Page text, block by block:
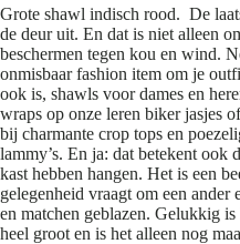
Grote shawl indisch rood. De
de deur uit. En dat is niet alleen
beschermen tegen kou en wind.
onmisbaar fashion item om je
ook is, shawls voor dames en
wraps op onze leren biker jasjes
bij charmante crop tops en
lammy’s. En ja: dat betekent ook
kast hebben hangen. Het is een
gelegenheid vraagt om een
en matchen geblazen. Gelukkig
heel groot en is het alleen nog